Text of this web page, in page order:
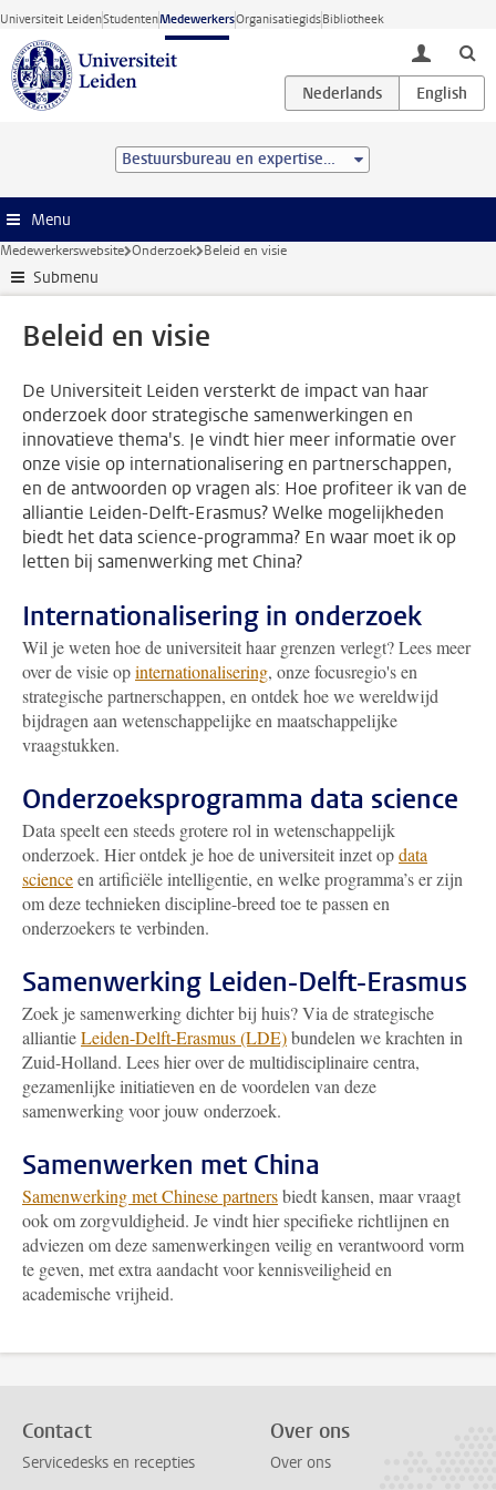
Ga direct naar de inhoud
Universiteit LeidenStudentenMedewerkersOrganisatiegidsBibliotheek
toggle
Bestuursbureau en expertisecentra
Menu
Medewerkerswebsite Onderzoek Beleid en visie
Submenu
Beleid en visie
De Universiteit Leiden versterkt de impact van haar
onderzoek door strategische samenwerkingen en
innovatieve thema's. Je vindt hier meer informatie over
onze visie op internationalisering en partnerschappen,
en de antwoorden op vragen als: Hoe profiteer ik van de
alliantie Leiden-Delft-Erasmus? Welke mogelijkheden
biedt het data science-programma? En waar moet ik op
letten bij samenwerking met China?
Internationalisering in onderzoek
Wil je weten hoe de universiteit haar grenzen verlegt? Lees meer
over de visie opinternationalisering, onze focusregio's en
strategische partnerschappen, en ontdek hoe we wereldwijd
bijdragen aan wetenschappelijke en maatschappelijke
vraagstukken.
Onderzoeksprogramma data science
Data speelt een steeds grotere rol in wetenschappelijk
onderzoek. Hier ontdek je hoe de universiteit inzet opdata
scienceen artificiële intelligentie, en welke programma’s er zijn
om deze technieken discipline-breed toe te passen en
onderzoekers te verbinden.
Samenwerking Leiden-Delft-Erasmus
Zoek je samenwerking dichter bij huis? Via de strategische
alliantieLeiden-Delft-Erasmus (LDE)bundelen we krachten in
Zuid-Holland. Lees hier over de multidisciplinaire centra,
gezamenlijke initiatieven en de voordelen van deze
samenwerking voor jouw onderzoek.
Samenwerken met China
Samenwerking met Chinese partnersbiedt kansen, maar vraagt
ook om zorgvuldigheid. Je vindt hier specifieke richtlijnen en
adviezen om deze samenwerkingen veilig en verantwoord vorm
te geven, met extra aandacht voor kennisveiligheid en
academische vrijheid.
Contact
Servicedesks en recepties
Over ons
Over ons